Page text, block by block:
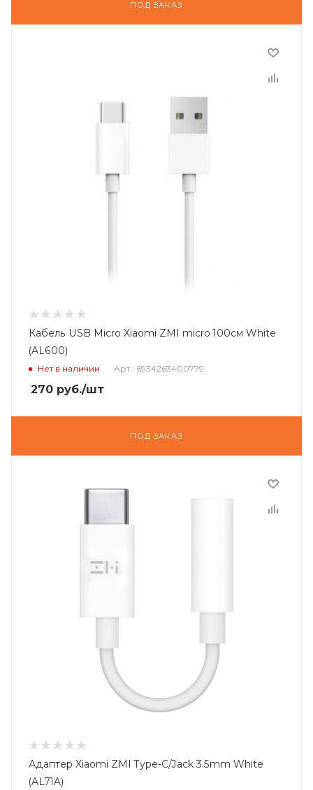
ПОД ЗАКАЗ
Кабель USB Micro Xiaomi ZMI micro 100см White
(AL600)
Нет в наличии Арт.: 6934263400779
270 руб./шт
ПОД ЗАКАЗ
Адаптер Xiaomi ZMI Type-C/Jack 3.5mm White
(AL71A)